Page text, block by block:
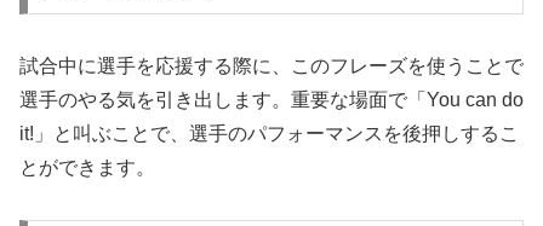
試合中に選手を応援する際に、このフレーズを使うことで
選手のやる気を引き出します。重要な場面で「You can do
it!」と叫ぶことで、選手のパフォーマンスを後押しするこ
とができます。